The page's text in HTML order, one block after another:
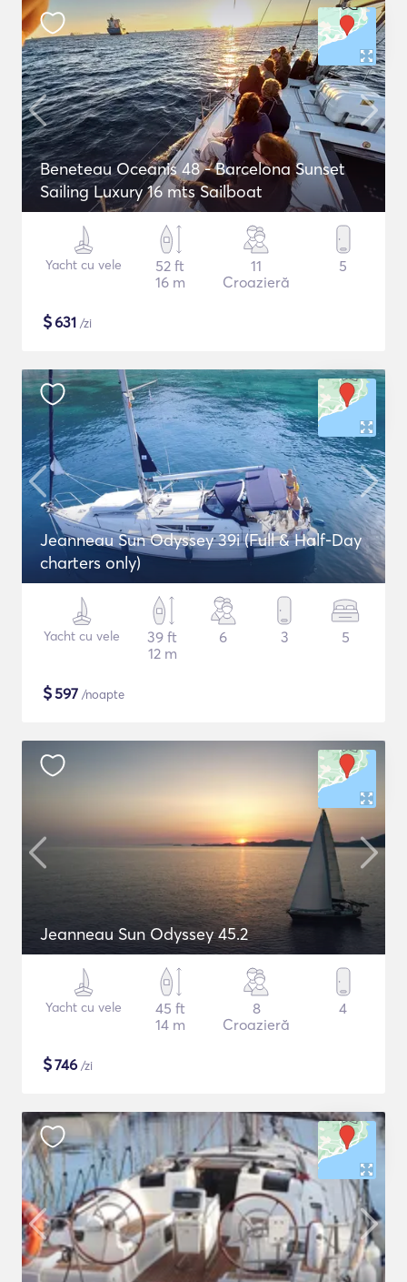
Beneteau Oceanis 48 - Barcelona Sunset
Sailing Luxury 16 mts Sailboat
Yacht cu vele
52 ft
16 m
11
Croazieră
5
$631 /zi
Jeanneau Sun Odyssey 39i (Full & Half-Day
charters only)
Yacht cu vele
39 ft
12 m
6 3 5
$597 /noapte
Jeanneau Sun Odyssey 45.2
Yacht cu vele
45 ft
14 m
8
Croazieră
4
$746 /zi